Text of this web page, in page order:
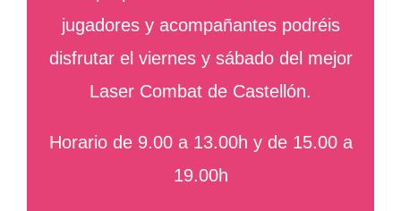
jugadores y acompañantes podréis
disfrutar el viernes y sábado del mejor
Laser Combat de Castellón.
Horario de 9.00 a 13.00h y de 15.00 a
19.00h